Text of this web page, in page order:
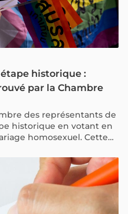
historique :
par la Chambre
des représentants de
historique en votant en
homosexuel. Cette
du Sud-Est de devenir
garantir l'égalité des